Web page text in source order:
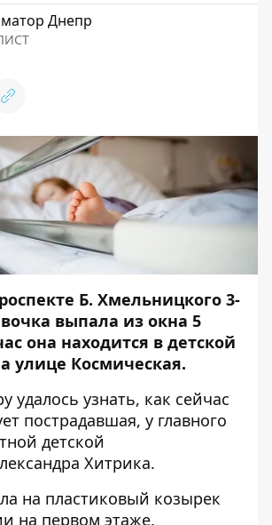
Днепр
Б. Хмельницкого 3-
выпала из окна 5
она находится в детской
улице Космическая.
удалось узнать, как сейчас
пострадавшая, у главного
детской
Хитрика.
на пластиковый козырек
на первом этаже.